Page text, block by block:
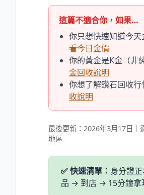
這篇不適合你，如果…
你只想快速知道今
看今日金價
你的黃金是K金（非
金回收說明
你想了解鑽石回收
收說明
最後更新：2026年3月17日｜
地區
✅ 快速清單： 身分證
品 → 到店 → 15分鐘拿